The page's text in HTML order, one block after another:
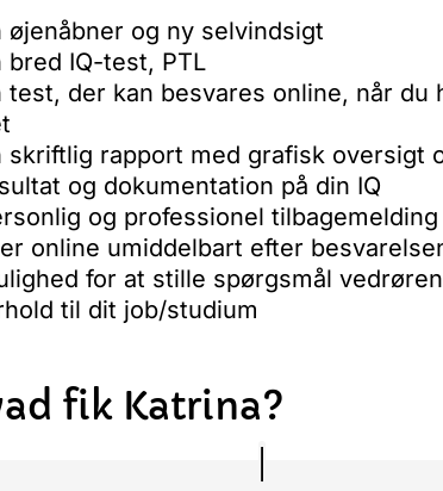
øjenåbner og ny selvindsigt
bred IQ-test, PTL
test, der kan besvares online, når du
skriftlig rapport med grafisk oversigt
og dokumentation på din IQ
og professionel
online umiddelbart efter
for at stille spørgsmål
til dit job/studium
fik Katrina?